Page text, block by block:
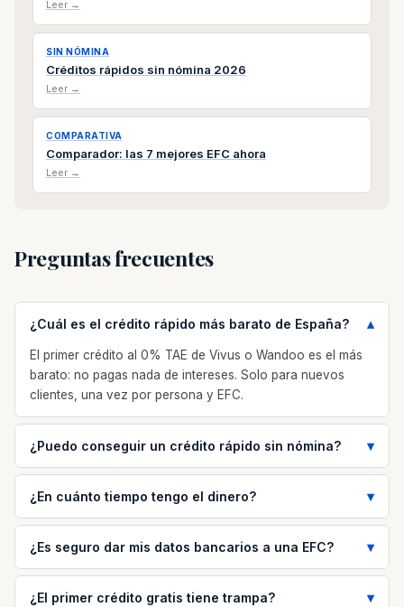
Leer →
SIN NÓMINA
Créditos rápidos sin nómina 2026
Leer →
COMPARATIVA
Comparador: las 7 mejores EFC ahora
Leer →
Preguntas frecuentes
¿Cuál es el crédito rápido más barato de España?
El primer crédito al 0% TAE de Vivus o Wandoo es el más
barato: no pagas nada de intereses. Solo para nuevos
clientes, una vez por persona y EFC.
¿Puedo conseguir un crédito rápido sin nómina?
¿En cuánto tiempo tengo el dinero?
¿Es seguro dar mis datos bancarios a una EFC?
¿El primer crédito gratis tiene trampa?